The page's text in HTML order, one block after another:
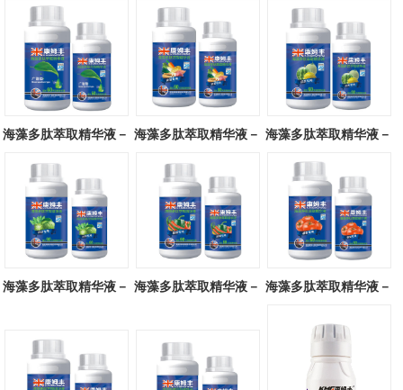
海藻多肽萃取精华液－
广谱型
海藻多肽萃取精华液－
块茎专用
海藻多肽萃取精华液－
瓜类专用
海藻多肽萃取精华液－ 海藻多肽萃取精华液－ 海藻多肽萃取精华液－